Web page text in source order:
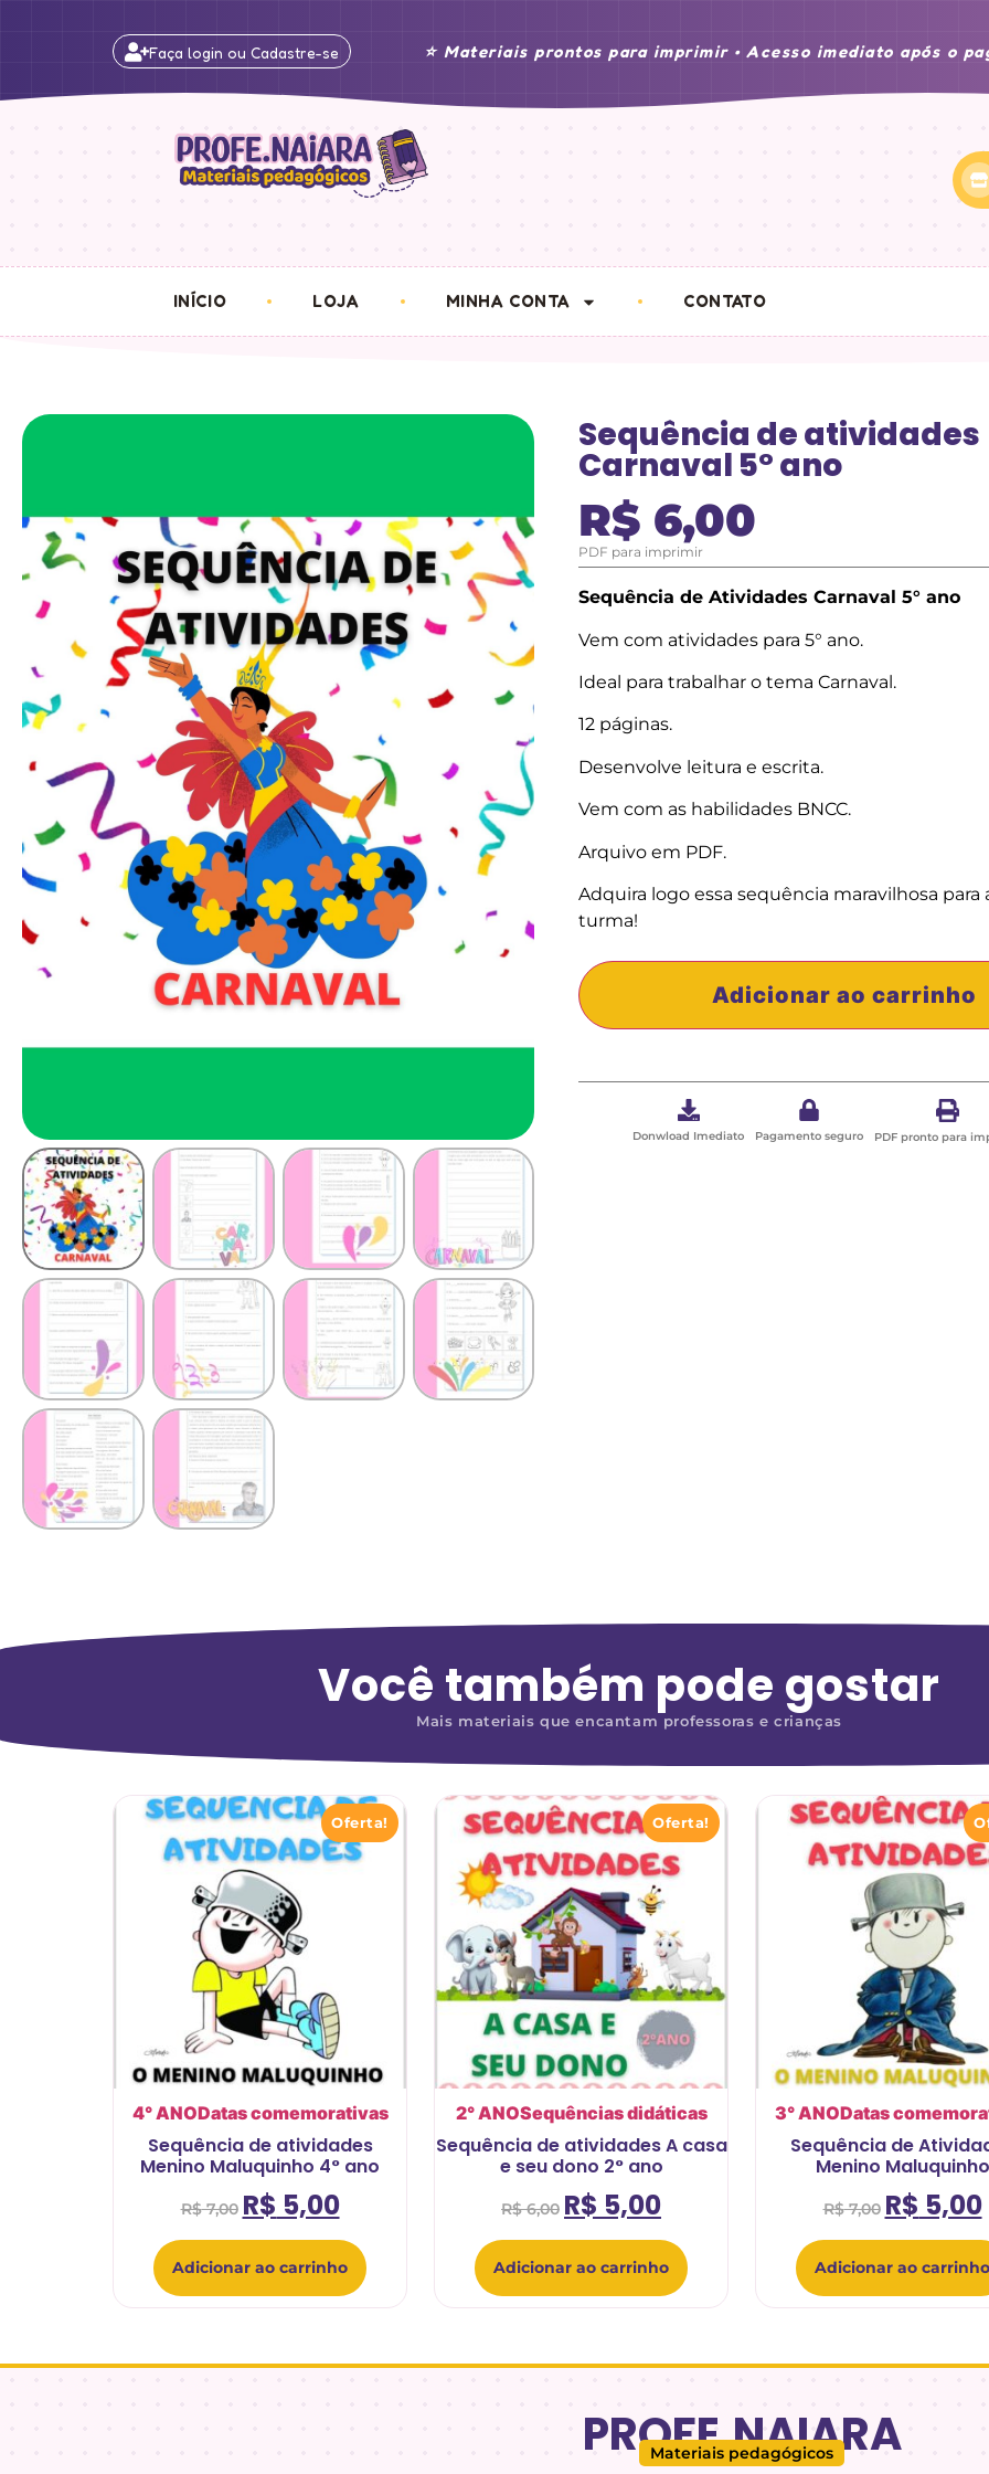
⭐ Materiais prontos para imprimir • Acesso imediato após o
Faça login ou Cadastre-se
INÍCIO LOJA MINHA CONTA CONTATO
Sequência de atividades
Carnaval 5° ano
R$ 6,00
PDF para imprimir
Sequência de Atividades Carnaval 5° ano
Vem com atividades para 5° ano.
Ideal para trabalhar o tema Carnaval.
12 páginas.
Desenvolve leitura e escrita.
Vem com as habilidades BNCC.
Arquivo em PDF.
Adquira logo essa sequência maravilhosa para
turma!
Adicionar ao carrinho
Donwload Imediato Pagamento seguro PDF pronto para
Você também pode gostar
Mais materiais que encantam professoras e crianças
Oferta!
4° ANODatas comemorativas
Sequência de atividades
Menino Maluquinho 4° ano
R$7,00 R$ 5,00
Adicionar ao carrinho
Oferta!
2° ANOSequências didáticas
Sequência de atividades A casa
e seu dono 2° ano
R$6,00 R$ 5,00
Adicionar ao carrinho
3° ANODatas
Sequência de
Menino Maluquinho
R$7,00 R$ 5,00
Adicionar ao carrinho
PROFE.NAIARA
Materiais pedagógicos